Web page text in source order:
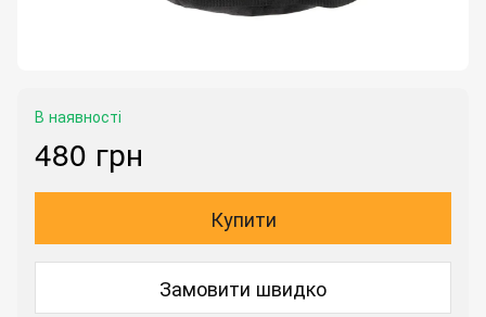
В наявності
480 грн
Купити
Замовити швидко